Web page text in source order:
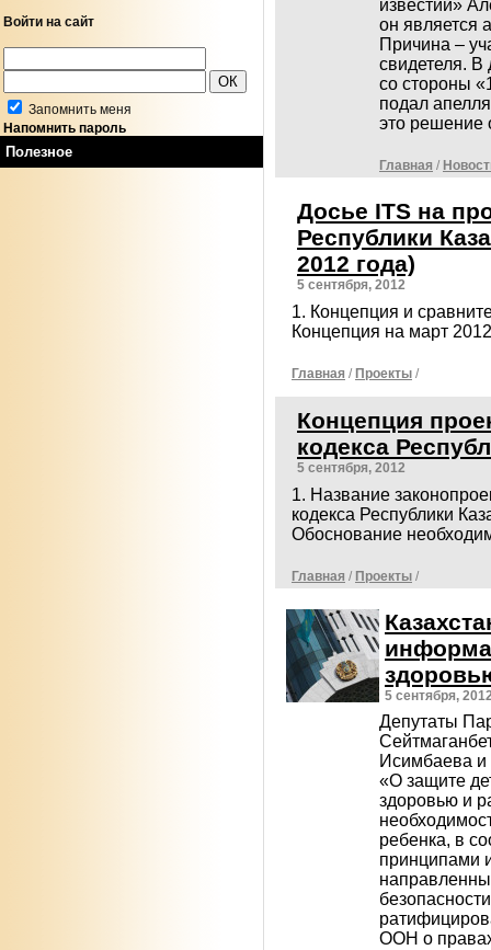
Войти на сайт
Запомнить меня
Напомнить пароль
Полезное
известий»
он является
Причина –
свидетеля. В
со стороны
подал
это решение
Главная /
Досье ITS на
Республики
2012 года)
5 сентября, 2012
1. Концепция и
Концепция на март
Главная /Проекты /
Концепция
кодекса
5 сентября, 2012
1. Название
кодекса Республики
Обоснование
Главная / Проекты /
5 сентября,
Депутаты
Исимбаева и
«О защите
здоровью и
ребенка, в
принципами
ООН о